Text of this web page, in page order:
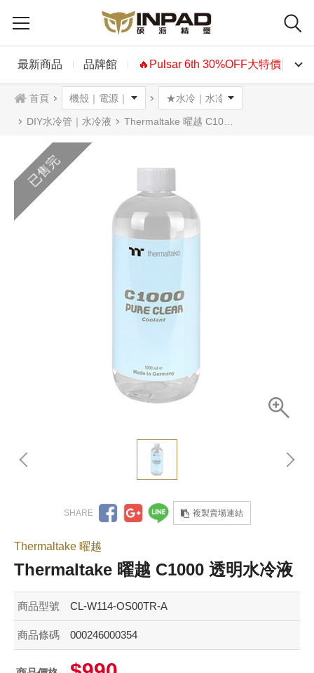
最新商品 品牌館 🔥Pulsar 6th 30%OFF大特價🔥
首頁
DIY水冷管｜水冷液 Thermaltake 曜越 C1000 透明水冷液
已售完
複製賣場連結
Thermaltake 曜越
Thermaltake 曜越 C1000 透明水冷液
商品型號 CL-W114-OS00TR-A
商品條碼 000246000354